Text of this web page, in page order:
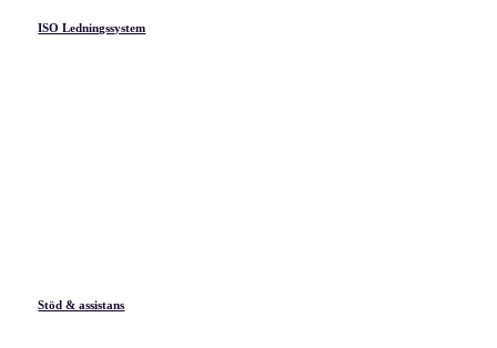
ISO Ledningssystem
Stöd & assistans